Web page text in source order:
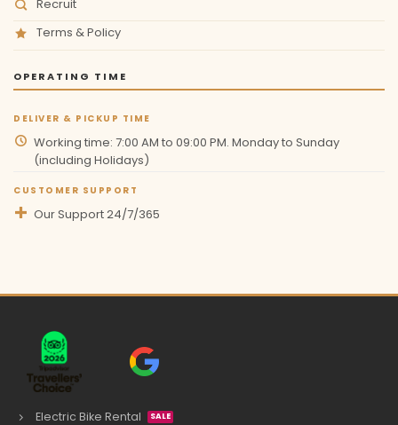
Recruit
Terms & Policy
OPERATING TIME
DELIVER & PICKUP TIME
Working time: 7:00 AM to 09:00 PM. Monday to Sunday
(including Holidays)
CUSTOMER SUPPORT
Our Support 24/7/365
Electric Bike Rental